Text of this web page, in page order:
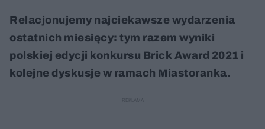
Relacjonujemy najciekawsze wydarzenia
ostatnich miesięcy: tym razem wyniki
polskiej edycji konkursu Brick Award 2021 i
kolejne dyskusje w ramach Miastoranka.